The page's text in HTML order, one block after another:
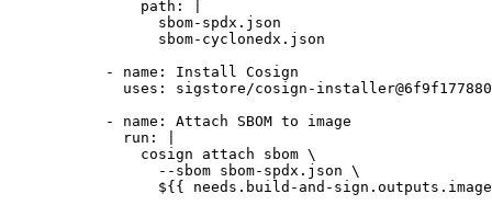
path :
sbom-spdx.json
sbom-cyclonedx.json
- name : Install Cosign
uses : sigstore/cosign-
- name : Attach SBOM to image
run :
cosign attach sbom \
--sbom sbom-spdx.json \
${{ needs.build-and-